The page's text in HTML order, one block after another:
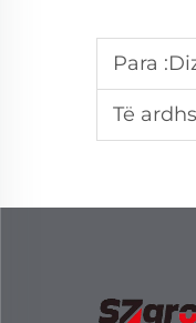
Para :
Të